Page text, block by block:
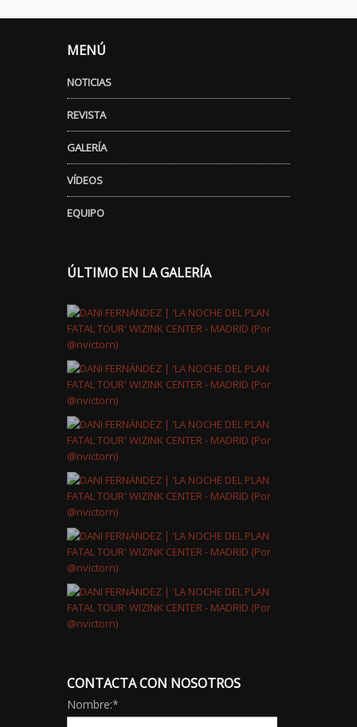
MENÚ
NOTICIAS
REVISTA
GALERÍA
VÍDEOS
EQUIPO
ÚLTIMO EN LA GALERÍA
CONTACTA CON NOSOTROS
Nombre:*